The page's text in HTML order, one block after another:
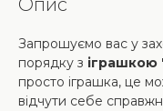
Опис
Запрошуємо вас у
порядку з іграшкою
просто іграшка, це
відчути себе